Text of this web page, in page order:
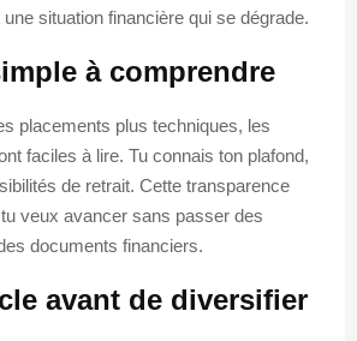
situation financière qui se dégrade.
à comprendre
placements plus techniques, les
faciles à lire. Tu connais ton plafond,
de retrait. Cette transparence
veux avancer sans passer des
documents financiers.
avant de diversifier